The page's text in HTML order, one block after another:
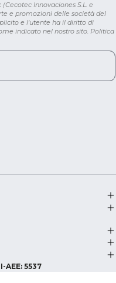
Innovaciones S.L. e
e promozioni delle società del
e l'utente ha il diritto di
indicato nel nostro sito. Politica
5537